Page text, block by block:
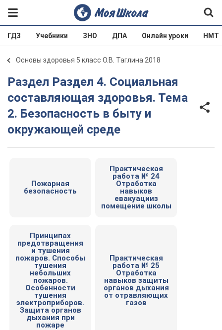
ГДЗ Учебники ЗНО ДПА Онлайн уроки НМТ
Основы здоровья 5 класс О.В. Таглина 2018
Раздел Раздел 4. Социальная
составляющая здоровья. Тема
2. Безопасность в быту и
окружающей среде
Пожарная
безопасность
Практическая
работа № 24
Отработка
навыков
евакуацииз
помещение школы
Принципах
предотвращения
и тушения
пожаров. Способы
тушения
небольших
пожаров.
Особенности
тушения
электроприборов.
Защита органов
дыхания при
пожаре
Практическая
работа № 25
Отработка
навыков защиты
органов дыхания
от отравляющих
газов